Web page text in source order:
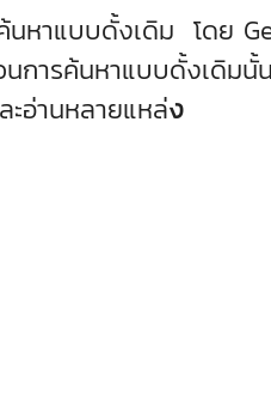
บบดั้งเดิม โดย
ารค้นหาแบบดั้งเดิมนั้
ะอ่านหลายแหล่ง